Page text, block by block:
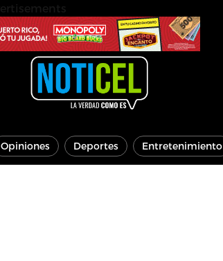
Opiniones Deportes Entretenimiento